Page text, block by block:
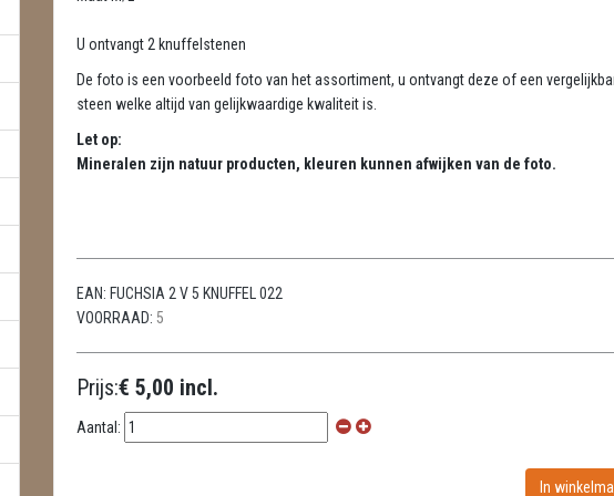
U ontvangt 2 knuffelstenen
De foto is een voorbeeld foto van het assortiment, u ontvangt deze of een
steen welke altijd van gelijkwaardige kwaliteit is.
Let op:
Mineralen zijn natuur producten, kleuren kunnen afwijken van de foto.
EAN: FUCHSIA 2 V 5 KNUFFEL 022
VOORRAAD: 5
Prijs:€ 5,00 incl.
Aantal: